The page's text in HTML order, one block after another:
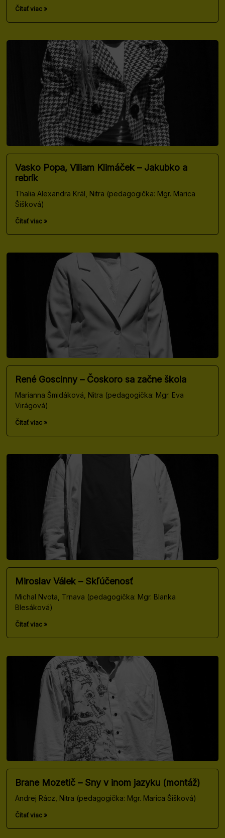
Čítať viac »
Vasko Popa, Viliam Klimáček – Jakubko a
rebrík
Thalia Alexandra Král, Nitra (pedagogička: Mgr. Marica
Šišková)
Čítať viac »
René Goscinny – Čoskoro sa začne škola
Marianna Šmidáková, Nitra (pedagogička: Mgr. Eva
Virágová)
Čítať viac »
Miroslav Válek – Skľúčenosť
Michal Nvota, Trnava (pedagogička: Mgr. Blanka
Blesáková)
Čítať viac »
Brane Mozetič – Sny v inom jazyku (montáž)
Andrej Rácz, Nitra (pedagogička: Mgr. Marica Šišková)
Čítať viac »